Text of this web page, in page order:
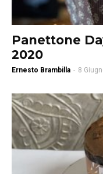
Panettone
2020
Ernesto Brambilla - 8